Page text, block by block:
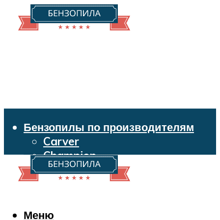
Бензопилы по производителям
Carver
Champion
Echo
Husqvarna
Makita
Меню